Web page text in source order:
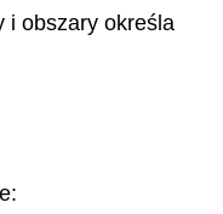
i obszary określa